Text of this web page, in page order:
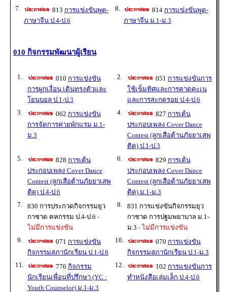
7.
813 การแข่งขันพูด-
ภาษาจีน ป.4-ป.6
8. 814 การแข่งขันพูด-
ภาษาจีน ม.1-ม.3
010 กิจกรรมพัฒนาผู้เรียน
1. 010 การแข่งขัน
การผูกเงื่อน เดินทรงตัวและ
โยนบอล ป.1-ป.3
2. 051 การแข่งขันการ
ใช้เข็มทิศและการคาดคะเน
และการสะกดรอย ป.4-ป.6
3.
062 การแข่งขัน
การจัดการค่ายพักแรม ม.1-
ม.3
4. 827 การเต้น
ประกอบเพลง Cover Dance
Contest (ลูกเสือต้านภัยยาเสพ
ติด) ป.1-ป.3
5.
828 การเต้น
ประกอบเพลง Cover Dance
Contest (ลูกเสือต้านภัยยาเสพ
ติด) ป.4-ป.6
6. 829 การเต้น
ประกอบเพลง Cover Dance
Contest (ลูกเสือต้านภัยยาเสพ
ติด) ม.1-ม.3
7.
830 การประกวดกิจกรรมยุว
กาชาด คหกรรม ป.4-ป.6 -
ไม่มีการแข่งขัน
8.
831 การแข่งขันกิจกรรมยุว
กาชาด การปฐมพยาบาล ม.1-
ม.3 - ไม่มีการแข่งขัน
9.
071 การแข่งขัน
กิจกรรมสภานักเรียน ป.1-ป.6
10. 070 การแข่งขัน
กิจกรรมสภานักเรียน ป.1-ม.3
11.
776 กิจกรรม
นักเรียนเพื่อนที่ปรึกษา (YC :
Youth Counselor) ม.1-ม.3
12. 102 การแข่งขันการ
ทำหนังสือเล่มเล็ก ป.4-ป.6